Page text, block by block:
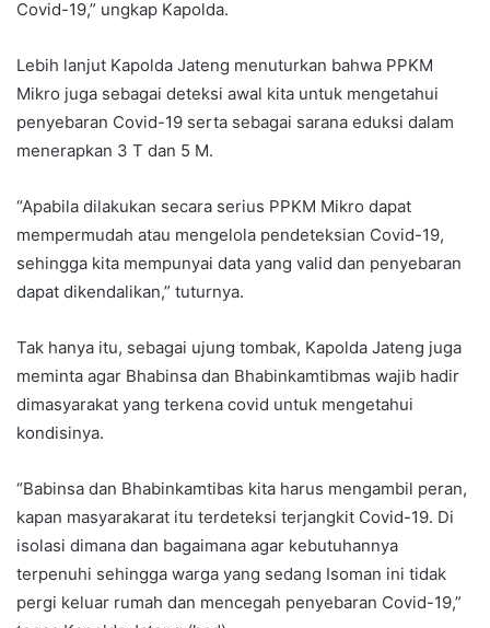
Covid-19,” ungkap Kapolda.
Lebih lanjut Kapolda Jateng menuturkan bahwa PPKM
Mikro juga sebagai deteksi awal kita untuk mengetahui
penyebaran Covid-19 serta sebagai sarana eduksi dalam
menerapkan 3 T dan 5 M.
“Apabila dilakukan secara serius PPKM Mikro dapat
mempermudah atau mengelola pendeteksian Covid-19,
sehingga kita mempunyai data yang valid dan penyebaran
dapat dikendalikan,” tuturnya.
Tak hanya itu, sebagai ujung tombak, Kapolda Jateng juga
meminta agar Bhabinsa dan Bhabinkamtibmas wajib hadir
dimasyarakat yang terkena covid untuk mengetahui
kondisinya.
“Babinsa dan Bhabinkamtibas kita harus mengambil peran,
kapan masyarakarat itu terdeteksi terjangkit Covid-19. Di
isolasi dimana dan bagaimana agar kebutuhannya
terpenuhi sehingga warga yang sedang Isoman ini tidak
pergi keluar rumah dan mencegah penyebaran Covid-19,”